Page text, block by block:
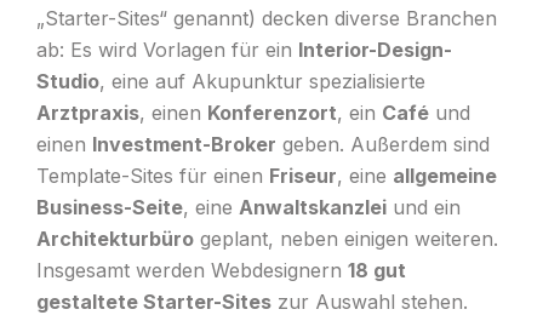
„Starter-Sites“ genannt) decken diverse Branchen
ab: Es wird Vorlagen für ein Interior-Design-
Studio, eine auf Akupunktur spezialisierte
Arztpraxis, einen Konferenzort, ein Caféund
einen Investment-Broker geben. Außerdem sind
Template-Sites für einen Friseur, eine allgemeine
Business-Seite, eine Anwaltskanzleiund ein
Architekturbürogeplant, neben einigen weiteren.
Insgesamt werden Webdesignern 18 gut
gestaltete Starter-Siteszur Auswahl stehen.